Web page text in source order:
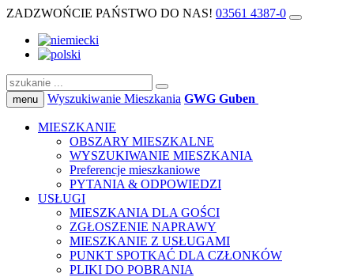
ZADZWOŃCIE PAŃSTWO DO NAS! 03561 4387-0
menu Wyszukiwanie Mieszkania GWG Guben
MIESZKANIE
OBSZARY MIESZKALNE
WYSZUKIWANIE MIESZKANIA
Preferencje mieszkaniowe
PYTANIA & ODPOWIEDZI
USŁUGI
MIESZKANIA DLA GOŚCI
ZGŁOSZENIE NAPRAWY
MIESZKANIE Z USŁUGAMI
PUNKT SPOTKAĆ DLA CZŁONKÓW
PLIKI DO POBRANIA